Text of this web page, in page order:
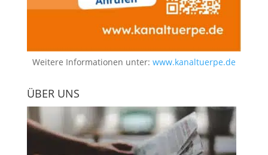
Weitere Informationen unter: www.kanaltuerpe.de
ÜBER UNS